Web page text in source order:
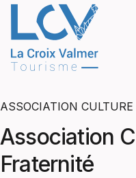
ASSOCIATION
Association
Fraternité